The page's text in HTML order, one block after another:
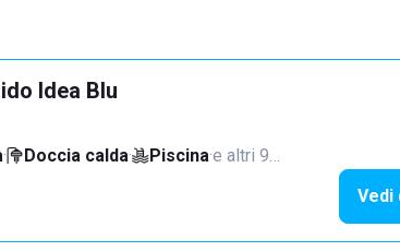
Idea Blu
· Doccia calda· Piscina·e altri 9…
Vedi